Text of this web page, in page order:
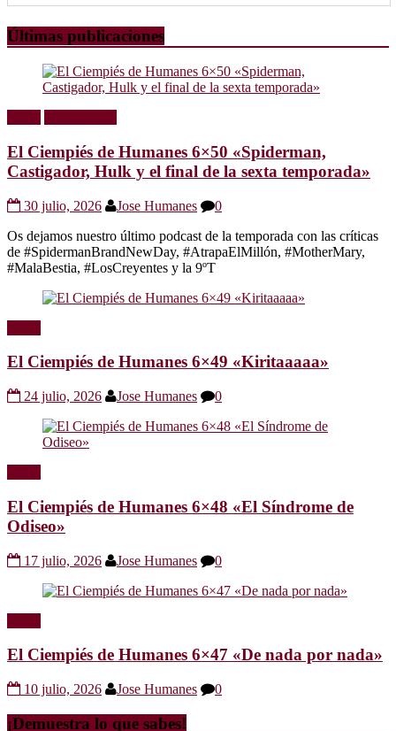
Últimas publicaciones
El Ciempiés de Humanes 6×50 «Spiderman,
Castigador, Hulk y el final de la sexta temporada»
30 julio, 2026 Jose Humanes
0
Os dejamos nuestro último podcast de la temporada con las críticas
de #SpidermanBrandNewDay, #AtrapaElMillón, #MotherMary,
#MalaBestia, #LosCreyentes y la 9ºT
El Ciempiés de Humanes 6×49 «Kiritaaaaa»
24 julio, 2026 Jose Humanes 0
El Ciempiés de Humanes 6×48 «El Síndrome de
Odiseo»
17 julio, 2026 Jose Humanes 0
El Ciempiés de Humanes 6×47 «De nada por nada»
10 julio, 2026 Jose Humanes 0
¡Demuestra lo que sabes!